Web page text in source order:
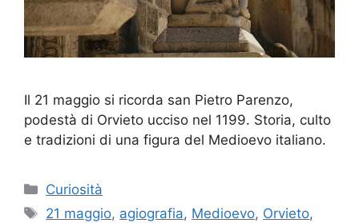
Il 21 maggio si ricorda san Pietro Parenzo,
podestà di Orvieto ucciso nel 1199. Storia, culto
e tradizioni di una figura del Medioevo italiano.
Categorie
Curiosità
Tag
21 maggio, agiografia, Medioevo, Orvieto,